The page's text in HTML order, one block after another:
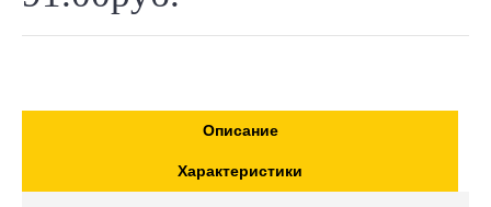
Описание
Характеристики